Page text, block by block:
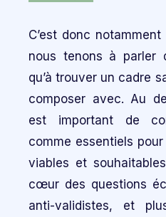
C’est donc
nous tenons à parler
qu’à trouver un cadre
composer avec. Au
est important de
comme essentiels
viables et
cœur des questions
anti-validistes, et